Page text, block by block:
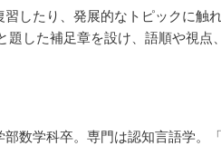
したり、発展的なトピックに触
題した補足章を設け、語順や視
数学科卒。専門は認知言語学。